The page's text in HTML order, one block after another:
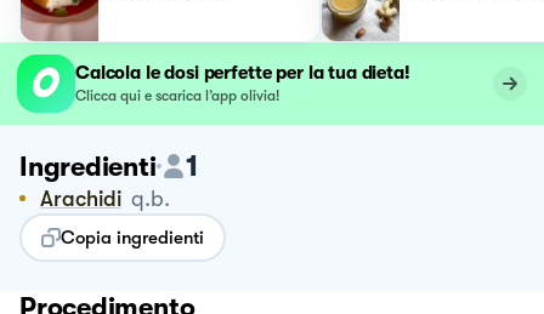
Calcola le dosi perfette per la tua dieta!
Clicca qui e scarica l’app olivia!
Ingredienti 1
Arachidi q.b.
Copia ingredienti
Procedimento